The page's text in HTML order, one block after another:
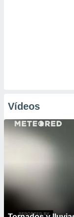
Vídeos